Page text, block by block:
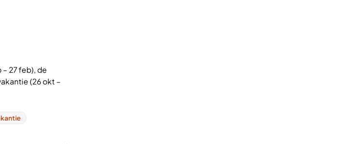
27 feb), de
(26 okt –